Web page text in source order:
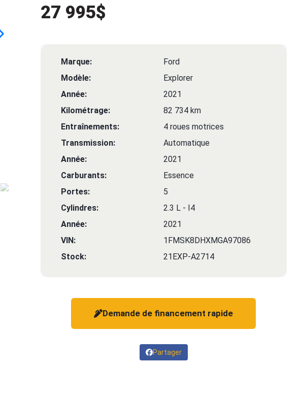
27 995$
Marque:
Ford
Modèle:
Explorer
Année:
2021
Kilométrage:
82 734 km
Entraînements:
4 roues motrices
Transmission:
Automatique
Année:
2021
Carburants:
Essence
Portes:
5
Cylindres:
2.3 L - I4
Année:
2021
VIN:
1FMSK8DHXMGA97086
Stock:
21EXP-A2714
Demande de financement rapide
Partager